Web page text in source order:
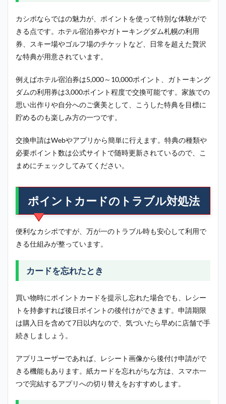
カシポならではの魅力が、ポイントを使って特別な体験がで
きる点です。ホテル宿泊券やガトーキングダム札幌の利用
券、スキー場やゴルフ場のチケットなど、日常を超えた贅沢
な特典が用意されています。
例えばホテル宿泊券は5,000～10,000ポイント、ガトーキング
ダムの利用券は3,000ポイント程度で交換可能です。家族での
思い出作りや自分へのご褒美として、こうした特典を目標に
貯めるのも楽しみ方の一つです。
交換申請はWebやアプリから簡単に行えます。特典の種類や
必要ポイント数は公式サイトで随時更新されているので、こ
まめにチェックしてみてください。
ポイントカードのトラブル対処法
便利なカシポですが、万が一のトラブル時も安心して利用で
きる仕組みが整っています。
カードを忘れたとき
買い物時にポイントカードを提示し忘れた場合でも、レシー
トを持参すれば後日ポイントの後付けができます。申請期限
は購入日を含めて7日以内なので、気づいたら早めに店舗で手
続きしましょう。
アプリユーザーであれば、レシート画像から後付け申請がで
きる機能もあります。紙カードを忘れがちな方は、スマホ一
つで完結するアプリへの切り替えをおすすめします。